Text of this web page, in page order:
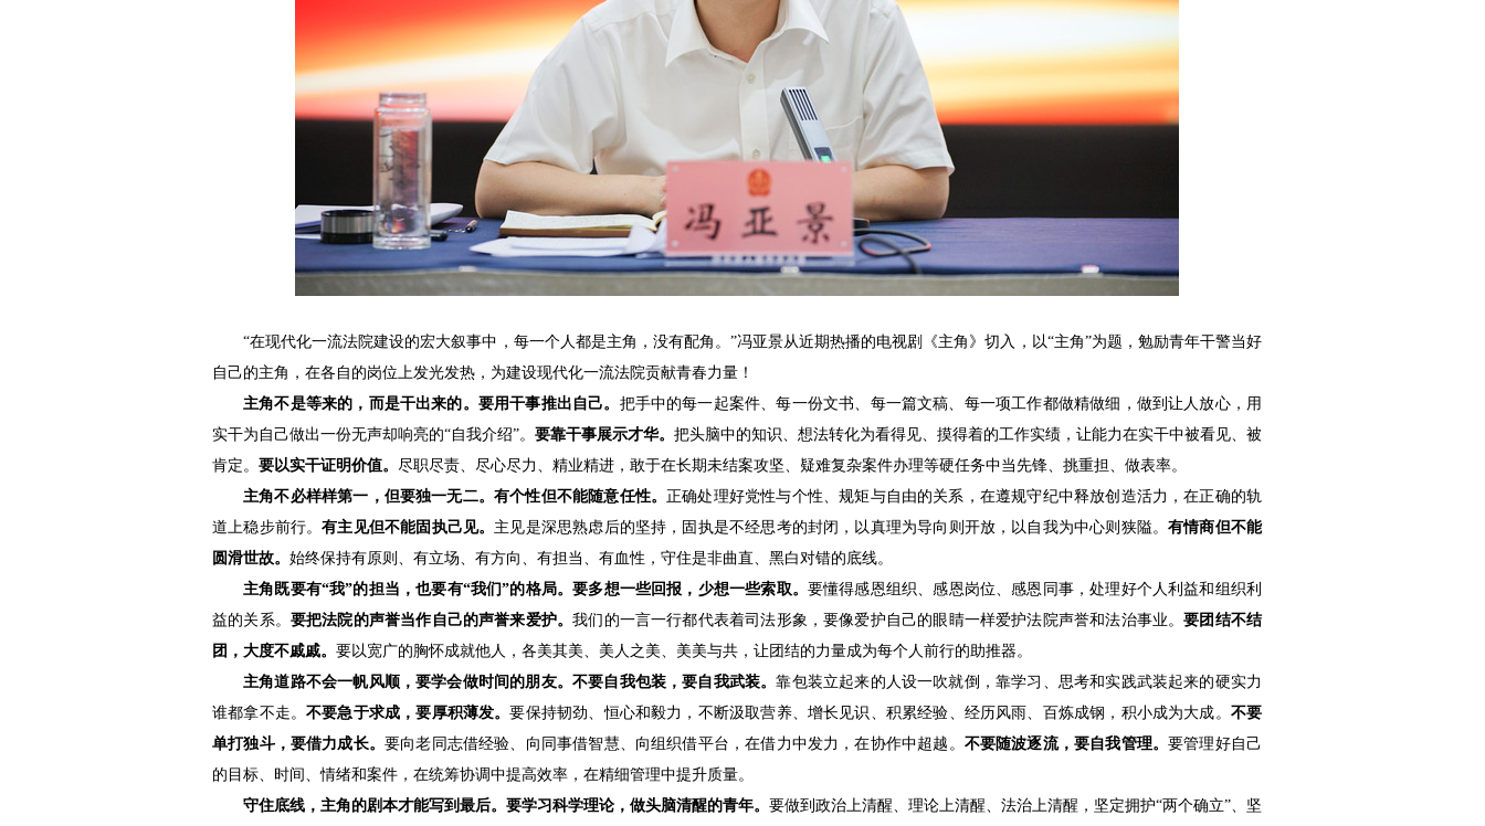
“在现代化一流法院建设的宏大叙事中，每一个人都是主角，没有配角。”冯亚景从近期热播的电视剧《主角》切入，以“主角”为题，勉励青年干警当好
自己的主角，在各自的岗位上发光发热，为建设现代化一流法院贡献青春力量！
主角不是等来的，而是干出来的。要用干事推出自己。 把手中的每一起案件、每一份文书、每一篇文稿、每一项工作都做精做细，做到让人放心，用
实干为自己做出一份无声却响亮的“自我介绍”。 要靠干事展示才华。 把头脑中的知识、想法转化为看得见、摸得着的工作实绩，让能力在实干中被看见、被
肯定。 要以实干证明价值。 尽职尽责、尽心尽力、精业精进，敢于在长期未结案攻坚、疑难复杂案件办理等硬任务中当先锋、挑重担、做表率。
主角不必样样第一，但要独一无二。有个性但不能随意任性。 正确处理好党性与个性、规矩与自由的关系，在遵规守纪中释放创造活力，在正确的轨
道上稳步前行。有主见但不能固执己见。 主见是深思熟虑后的坚持，固执是不经思考的封闭，以真理为导向则开放，以自我为中心则狭隘。有情商但不能
圆滑世故。 始终保持有原则、有立场、有方向、有担当、有血性，守住是非曲直、黑白对错的底线。
主角既要有“我”的担当，也要有“我们”的格局。要多想一些回报，少想一些索取。 要懂得感恩组织、感恩岗位、感恩同事，处理好个人利益和组织利
益的关系。 要把法院的声誉当作自己的声誉来爱护。我们的一言一行都代表着司法形象，要像爱护自己的眼睛一样爱护法院声誉和法治事业。要团结不结
团，大度不戚戚。 要以宽广的胸怀成就他人，各美其美、美人之美、美美与共，让团结的力量成为每个人前行的助推器。
主角道路不会一帆风顺，要学会做时间的朋友。不要自我包装，要自我武装。靠包装立起来的人设一吹就倒，靠学习、思考和实践武装起来的硬实力
谁都拿不走。不要急于求成，要厚积薄发。要保持韧劲、恒心和毅力，不断汲取营养、增长见识、积累经验、经历风雨、百炼成钢，积小成为大成。 不要
单打独斗，要借力成长。 要向老同志借经验、向同事借智慧、向组织借平台，在借力中发力，在协作中超越。 不要随波逐流，要自我管理。要管理好自己
的目标、时间、情绪和案件，在统筹协调中提高效率，在精细管理中提升质量。
守住底线，主角的剧本才能写到最后。要学习科学理论，做头脑清醒的青年。 要做到政治上清醒、理论上清醒、法治上清醒，坚定拥护“两个确立”、坚